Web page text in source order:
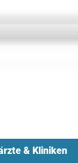
& Kliniken